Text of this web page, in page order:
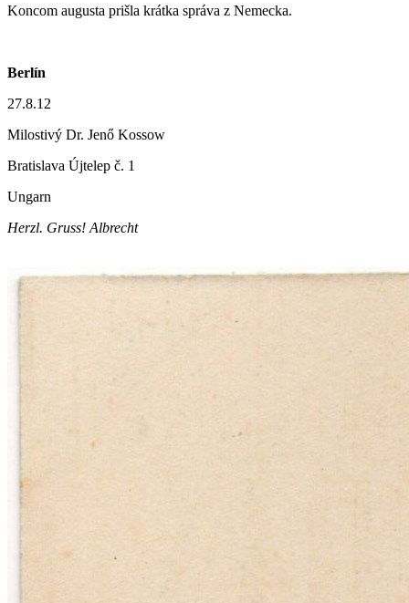
Koncom augusta prišla krátka správa z Nemecka.
Berlín
27.8.12
Milostivý Dr. Jenő Kossow
Bratislava Újtelep č. 1
Ungarn
Herzl. Gruss! Albrecht